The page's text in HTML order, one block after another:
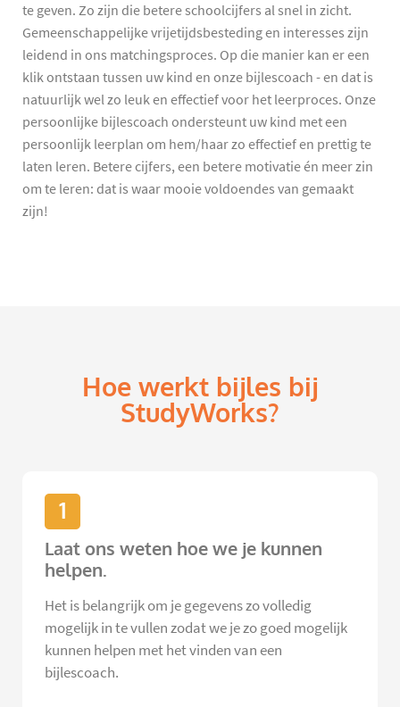
te geven. Zo zijn die betere schoolcijfers al snel in zicht.
Gemeenschappelijke vrijetijdsbesteding en interesses zijn
leidend in ons matchingsproces. Op die manier kan er een
klik ontstaan tussen uw kind en onze bijlescoach - en dat is
natuurlijk wel zo leuk en effectief voor het leerproces. Onze
persoonlijke bijlescoach ondersteunt uw kind met een
persoonlijk leerplan om hem/haar zo effectief en prettig te
laten leren. Betere cijfers, een betere motivatie én meer zin
om te leren: dat is waar mooie voldoendes van gemaakt
zijn!
Hoe werkt bijles bij
StudyWorks?
1
Laat ons weten hoe we je kunnen
helpen.
Het is belangrijk om je gegevens zo volledig
mogelijk in te vullen zodat we je zo goed mogelijk
kunnen helpen met het vinden van een
bijlescoach.